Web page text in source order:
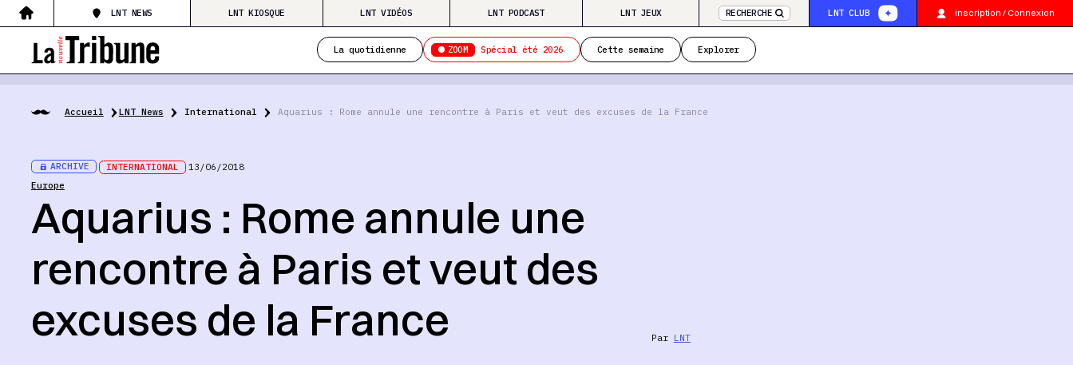
LNT NEWS LNT KIOSQUE LNT VIDÉOS LNT PODCAST LNT JEUX RECHERCHE LNT CLUB inscription / Connexion
La quotidienne ZOOM Spécial été 2026 Cette semaine Explorer
Accueil LNT News International Aquarius : Rome annule une rencontre à Paris et veut des excuses de la France
ARCHIVE INTERNATIONAL
13/06/2018
Europe
Aquarius : Rome annule une
rencontre à Paris et veut des
excuses de la France
Par LNT